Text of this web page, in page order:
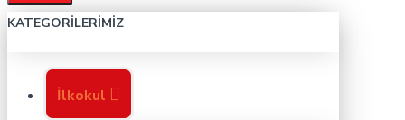
KATEGORILERIMIZ
İlkokul